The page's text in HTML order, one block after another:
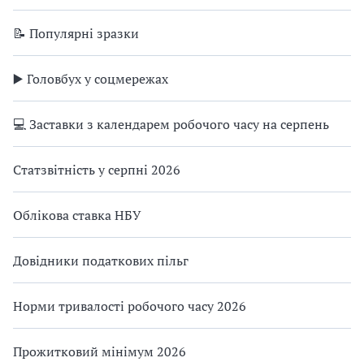
📝 Популярні зразки
▶️ Головбух у соцмережах
💻 Заставки з календарем робочого часу на серпень
Статзвітність у серпні 2026
Облікова ставка НБУ
Довідники податкових пільг
Норми тривалості робочого часу 2026
Прожитковий мінімум 2026